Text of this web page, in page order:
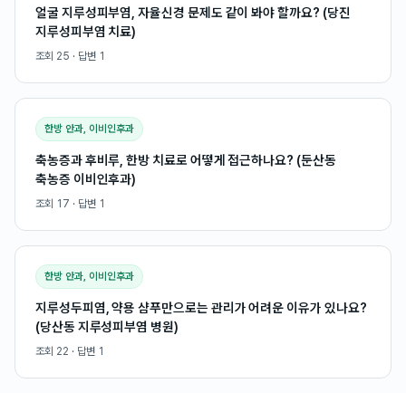
얼굴 지루성피부염, 자율신경 문제도 같이 봐야 할까요? (당진
지루성피부염 치료)
조회 25 · 답변 1
한방 안과, 이비인후과
축농증과 후비루, 한방 치료로 어떻게 접근하나요? (둔산동
축농증 이비인후과)
조회 17 · 답변 1
한방 안과, 이비인후과
지루성두피염, 약용 샴푸만으로는 관리가 어려운 이유가 있나요?
(당산동 지루성피부염 병원)
조회 22 · 답변 1